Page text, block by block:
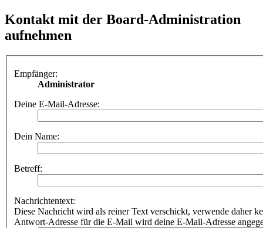
Kontakt mit der Board-Administration
aufnehmen
Empfänger:
Administrator
Deine E-Mail-Adresse:
Dein Name:
Betreff:
Nachrichtentext:
Diese Nachricht wird als reiner Text verschickt, verwende daher
Antwort-Adresse für die E-Mail wird deine E-Mail-Adresse